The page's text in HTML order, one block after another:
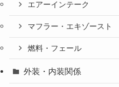
エアーインテーク
マフラー・エキゾースト
燃料・フェール
外装・内装関係